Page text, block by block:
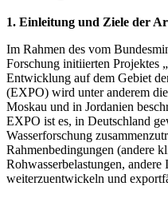
1. Einleitung und Ziele der
Im Rahmen des vom
Forschung initiierten Projektes
Entwicklung auf dem Gebiet
(EXPO) wird unter anderem
Moskau und in Jordanien
EXPO ist es, in Deutschland
Wasserforschung
Rahmenbedingungen (andere
Rohwasserbelastungen,
weiterzuentwickeln und